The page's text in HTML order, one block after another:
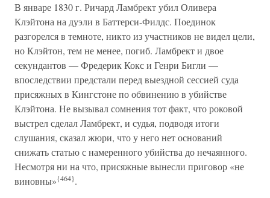
В январе 1830 г. Ричард Ламбрект убил Оливера
Клэйтона на дуэли в Баттерси-Филдс. Поединок
разгорелся в темноте, никто из участников не видел цели,
но Клэйтон, тем не менее, погиб. Ламбрект и двое
секундантов — Фредерик Кокс и Генри Бигли —
впоследствии предстали перед выездной сессией суда
присяжных в Кингстоне по обвинению в убийстве
Клэйтона. Не вызывал сомнения тот факт, что роковой
выстрел сделал Ламбрект, и судья, подводя итоги
слушания, сказал жюри, что у него нет оснований
снижать статью с намеренного убийства до нечаянного.
Несмотря ни на что, присяжные вынесли приговор «не
виновны»{464}.